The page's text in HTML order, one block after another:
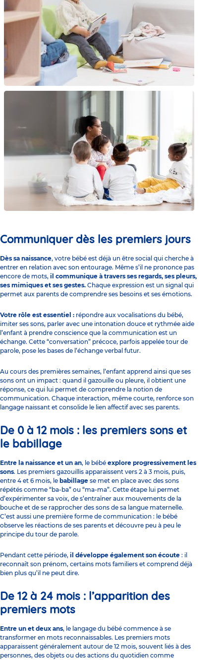
Communiquer dès les premiers jours
Dès sa naissance, votre bébé est déjà un être social qui cherche à
entrer en relation avec son entourage. Même s’il ne prononce pas
encore de mots, il communique à travers ses regards, ses pleurs,
ses mimiques et ses gestes. Chaque expression est un signal qui
permet aux parents de comprendre ses besoins et ses émotions.
Votre rôle est essentiel : répondre aux vocalisations du bébé,
imiter ses sons, parler avec une intonation douce et rythmée aide
l’enfant à prendre conscience que la communication est un
échange. Cette “conversation” précoce, parfois appelée tour de
parole, pose les bases de l’échange verbal futur.
Au cours des premières semaines, l’enfant apprend ainsi que ses
sons ont un impact : quand il gazouille ou pleure, il obtient une
réponse, ce qui lui permet de comprendre la notion de
communication. Chaque interaction, même courte, renforce son
langage naissant et consolide le lien affectif avec ses parents.
De 0 à 12 mois : les premiers sons et
le babillage
Entre la naissance et un an, le bébé explore progressivement les
sons. Les premiers gazouillis apparaissent vers 2 à 3 mois, puis,
entre 4 et 6 mois, le babillage se met en place avec des sons
répétés comme “ba-ba” ou “ma-ma”. Cette étape lui permet
d’expérimenter sa voix, de s’entraîner aux mouvements de la
bouche et de se rapprocher des sons de sa langue maternelle.
C’est aussi une première forme de communication : le bébé
observe les réactions de ses parents et découvre peu à peu le
principe du tour de parole.
Pendant cette période, il développe également son écoute : il
reconnaît son prénom, certains mots familiers et comprend déjà
bien plus qu’il ne peut dire.
De 12 à 24 mois : l’apparition des
premiers mots
Entre un et deux ans, le langage du bébé commence à se
transformer en mots reconnaissables. Les premiers mots
apparaissent généralement autour de 12 mois, souvent liés à des
personnes, des objets ou des actions du quotidien comme